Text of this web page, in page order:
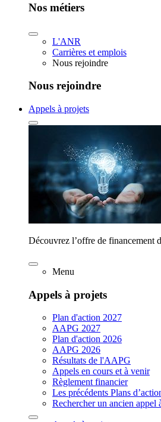
Nos métiers
L'ANR
Carrières et emplois
Nous rejoindre
Nous rejoindre
Appels à projets
Découvrez l’offre de financement
Menu
Appels à projets
Plan d'action 2027
AAPG 2027
Plan d'action 2026
AAPG 2026
Résultats de l'AAPG
Appels en cours et à venir
Règlement financier
Les précédents Plans
Rechercher un ancien appel